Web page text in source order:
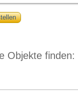
Objekte finden: